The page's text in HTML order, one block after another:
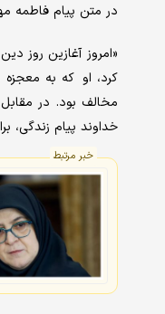
در متن پیام فاطمه
«امروز آغازین روز
کرد، او که به
مخالف بود. در
خداوند پیام زندگی،
خبر مرتبط